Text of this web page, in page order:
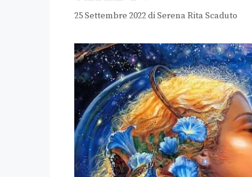
25 Settembre 2022diSerena Rita Scaduto